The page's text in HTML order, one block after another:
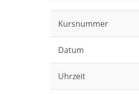
Kursnummer
Datum
Uhrzeit